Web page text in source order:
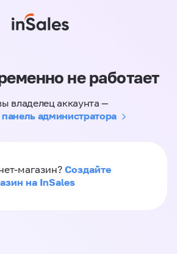
не работает
владелец аккаунта —
администратора
магазин? Создайте
на InSales